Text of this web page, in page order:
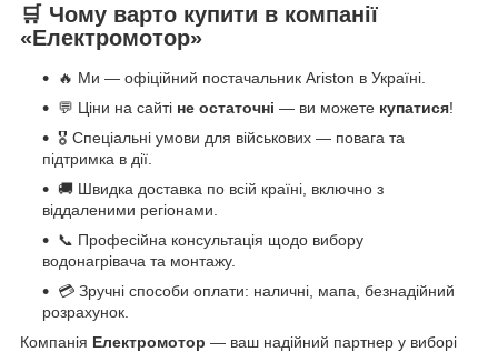
🛒 Чому варто купити в компанії
«Електромотор»
🔥 Ми — офіційний постачальник Ariston в Україні.
💬 Ціни на сайті не остаточні — ви можете купатися!
🎖 Спеціальні умови для військових — повага та
підтримка в дії.
🚚 Швидка доставка по всій країні, включно з
віддаленими регіонами.
📞 Професійна консультація щодо вибору
водонагрівача та монтажу.
💳 Зручні способи оплати: наличні, мапа, безнадійний
розрахунок.
Компанія Електромотор — ваш надійний партнер у виборі